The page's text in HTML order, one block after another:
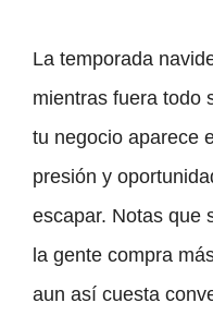
La temporada
mientras fuera todo
tu negocio aparece
presión y
escapar. Notas que
la gente compra
aun así cuesta